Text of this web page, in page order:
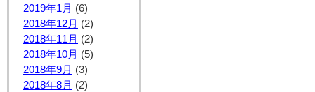
2019年1月 (6)
2018年12月 (2)
2018年11月 (2)
2018年10月 (5)
2018年9月 (3)
2018年8月 (2)